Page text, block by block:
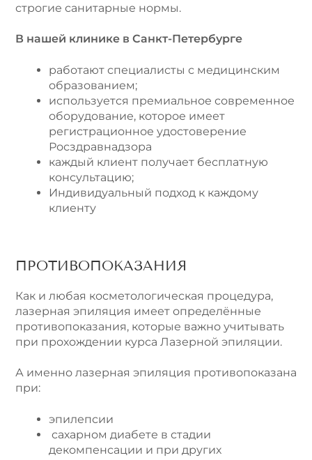
строгие санитарные нормы.
В нашей клинике в Санкт-Петербурге
работают специалисты с медицинским
образованием;
используется премиальное современное
оборудование, которое имеет
регистрационное удостоверение
Росздравнадзора
каждый клиент получает бесплатную
консультацию;
Индивидуальный подход к каждому
клиенту
ПРОТИВОПОКАЗАНИЯ
Как и любая косметологическая процедура,
лазерная эпиляция имеет определённые
противопоказания, которые важно учитывать
при прохождении курса Лазерной эпиляции.
А именно лазерная эпиляция противопоказана
при:
эпилепсии
сахарном диабете в стадии
декомпенсации и при других